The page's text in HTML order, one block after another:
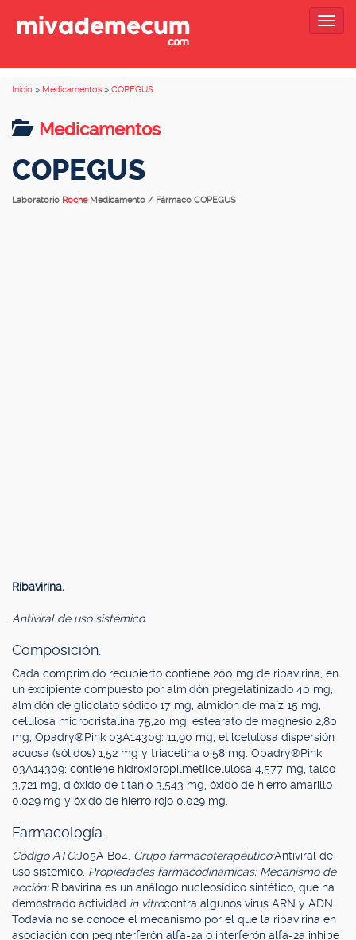
Inicio » Medicamentos » COPEGUS
Medicamentos
COPEGUS
Laboratorio Roche Medicamento / Fármaco COPEGUS
Ribavirina.
Antiviral de uso sistémico.
Composición.
Cada comprimido recubierto contiene 200 mg de ribavirina, en
un excipiente compuesto por almidón pregelatinizado 40 mg,
almidón de glicolato sódico 17 mg, almidón de maíz 15 mg,
celulosa microcristalina 75,20 mg, estearato de magnesio 2,80
mg, Opadry®Pink 03A14309: 11,90 mg, etilcelulosa dispersión
acuosa (sólidos) 1,52 mg y triacetina 0,58 mg. Opadry®Pink
03A14309: contiene hidroxipropilmetilcelulosa 4,577 mg, talco
3,721 mg, dióxido de titanio 3,543 mg, óxido de hierro amarillo
0,029 mg y óxido de hierro rojo 0,029 mg.
Farmacología.
Código ATC:J05A B04. Grupo farmacoterapéutico:Antiviral de
uso sistémico. Propiedades farmacodinámicas: Mecanismo de
acción: Ribavirina es un análogo nucleosídico sintético, que ha
demostrado actividad in vitrocontra algunos virus ARN y ADN.
Todavía no se conoce el mecanismo por el que la ribavirina en
asociación con peginterferón alfa-2a o interferón alfa-2a inhibe